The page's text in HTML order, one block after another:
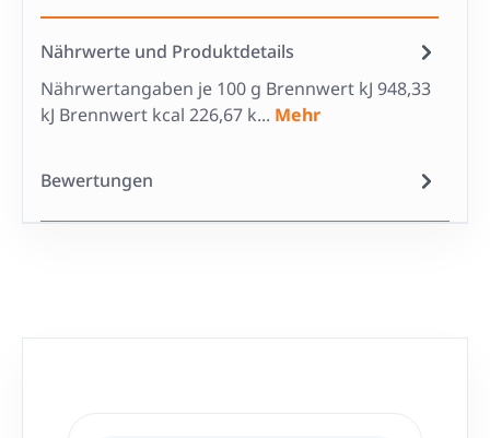
Nährwerte und Produktdetails
Nährwertangaben je 100 g Brennwert kJ 948,33
kJ Brennwert kcal 226,67 k... Mehr
Bewertungen